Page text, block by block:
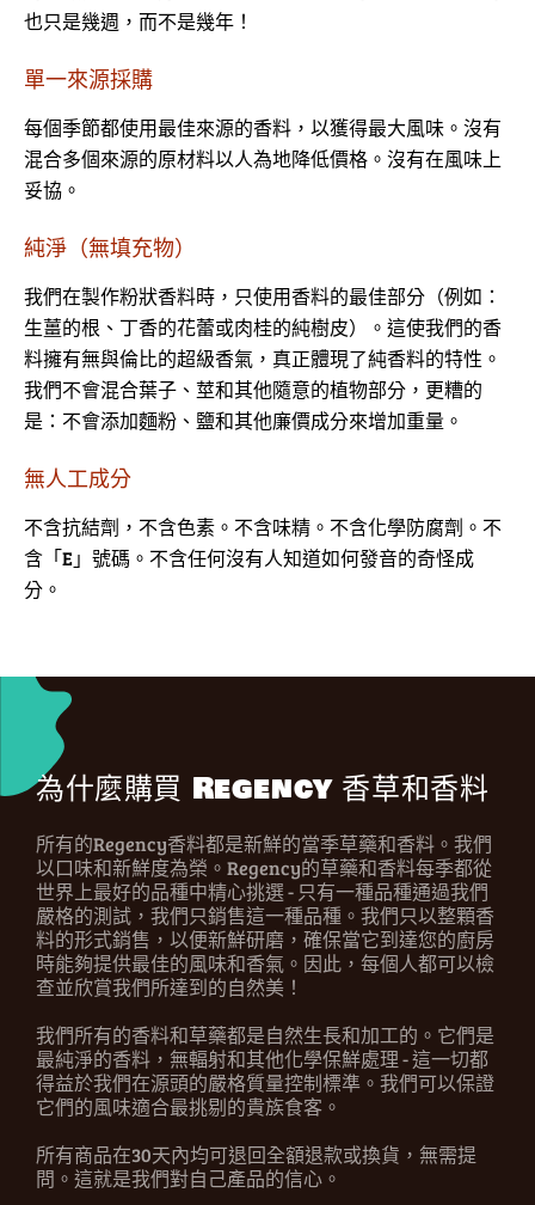
也只是幾週，而不是幾年！
單一來源採購
每個季節都使用最佳來源的香料，以獲得最大風味。沒有
混合多個來源的原材料以人為地降低價格。沒有在風味上
妥協。
純淨（無填充物）
我們在製作粉狀香料時，只使用香料的最佳部分（例如：
生薑的根、丁香的花蕾或肉桂的純樹皮）。這使我們的香
料擁有無與倫比的超級香氣，真正體現了純香料的特性。
我們不會混合葉子、莖和其他隨意的植物部分，更糟的
是：不會添加麵粉、鹽和其他廉價成分來增加重量。
無人工成分
不含抗結劑，不含色素。不含味精。不含化學防腐劑。不
含「E」號碼。不含任何沒有人知道如何發音的奇怪成
分。
為什麼購買 Regency 香草和香料
所有的Regency香料都是新鮮的當季草藥和香料。我們
以口味和新鮮度為榮。Regency的草藥和香料每季都從
世界上最好的品種中精心挑選 - 只有一種品種通過我們
嚴格的測試，我們只銷售這一種品種。我們只以整顆香
料的形式銷售，以便新鮮研磨，確保當它到達您的廚房
時能夠提供最佳的風味和香氣。因此，每個人都可以檢
查並欣賞我們所達到的自然美！
我們所有的香料和草藥都是自然生長和加工的。它們是
最純淨的香料，無輻射和其他化學保鮮處理 - 這一切都
得益於我們在源頭的嚴格質量控制標準。我們可以保證
它們的風味適合最挑剔的貴族食客。
所有商品在30天內均可退回全額退款或換貨，無需提
問。這就是我們對自己產品的信心。